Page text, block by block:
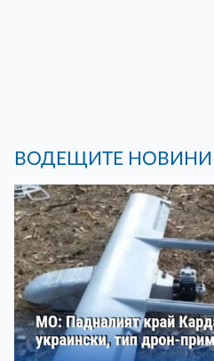
ВОДЕЩИТЕ НОВИНИ